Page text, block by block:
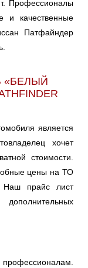
Профессионалы
и качественные
Патфайндер
«БЕЛЫЙ
является
хочет
стоимости.
цены на ТО
Наш прайс лист